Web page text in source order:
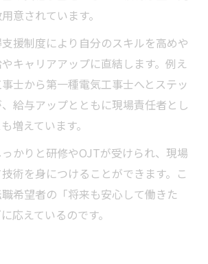
意されています。
援制度により自分のスキルを高めや
キャリアアップに直結します。例え
士から第一種電気工事士へとステッ
給与アップとともに現場責任者とし
増えています。
かりと研修やOJTが受けられ、現場
術を身につけることができます。こ
希望者の「将来も安心して働きた
応えているのです。